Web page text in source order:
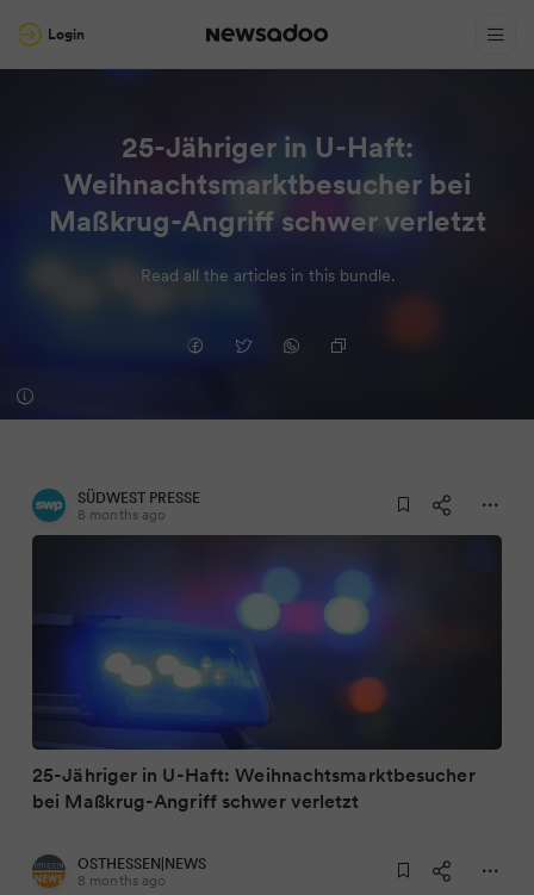
Login
25-Jähriger in U-Haft:
Weihnachtsmarktbesucher bei
Maßkrug-Angriff schwer verletzt
Read all the articles in this bundle.
SÜDWEST PRESSE
8 months ago
25-Jähriger in U-Haft: Weihnachtsmarktbesucher
bei Maßkrug-Angriff schwer verletzt
OSTHESSEN|NEWS
8 months ago